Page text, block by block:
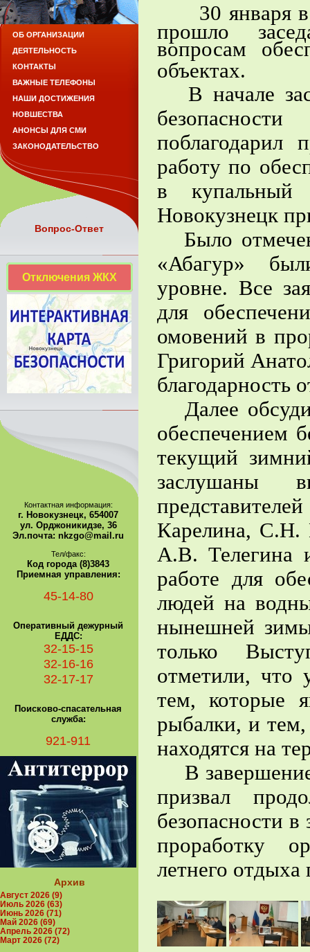
30 января в
прошло
вопросам
объектах.
В начале
поблагодарил
работу по
в
Новокузнецк
Было
«Абагур»
уровне. Все
для
омовений в
Григорий
благодарность
Далее
обеспечением
текущий
заслушаны
Карелина,
А.В. Телегина
работе для
людей на
нынешней
только
отметили, что
тем, которые
рыбалки, и
находятся на
В
призвал
безопасности
проработку
летнего отдыха
ОБ ОРГАНИЗАЦИИ
ДЕЯТЕЛЬНОСТЬ
КОНТАКТЫ
ВАЖНЫЕ ТЕЛЕФОНЫ
НАШИ ДОСТИЖЕНИЯ
НОВШЕСТВА
АНОНСЫ ДЛЯ СМИ
ЗАКОНОДАТЕЛЬСТВО
Вопрос-Ответ
Отключения ЖКХ
Контактная информация:
г. Новокузнецк, 654007
ул. Орджоникидзе, 36
Эл.почта: nkzgo@mail.ru
Тел/факс:
Код города (8)3843
Приемная управления:
45-14-80
Оперативный дежурный
ЕДДС:
32-15-15
32-16-16
32-17-17
Поисково-спасательная
служба:
921-911
Архив
Август 2026 (9)
Июль 2026 (63)
Июнь 2026 (71)
Май 2026 (69)
Апрель 2026 (72)
Март 2026 (72)